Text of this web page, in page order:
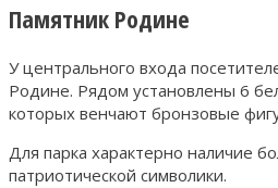
Памятник Родине
У центрального входа
Родине. Рядом установлены 6
которых венчают бронзовые
Для парка характерно наличие
патриотической символики.